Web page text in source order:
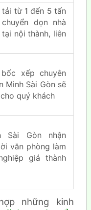
tải từ 1 đến 5 tấn
dọn nhà
nội thành, liên
xếp chuyên
Minh Sài Gòn sẽ
quý khách
Sài Gòn nhận
văn phòng làm
giá thành
những kinh